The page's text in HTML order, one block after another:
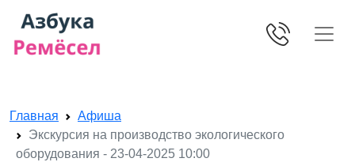
Главная
Афиша
Экскурсия на производство экологического
оборудования - 23-04-2025 10:00